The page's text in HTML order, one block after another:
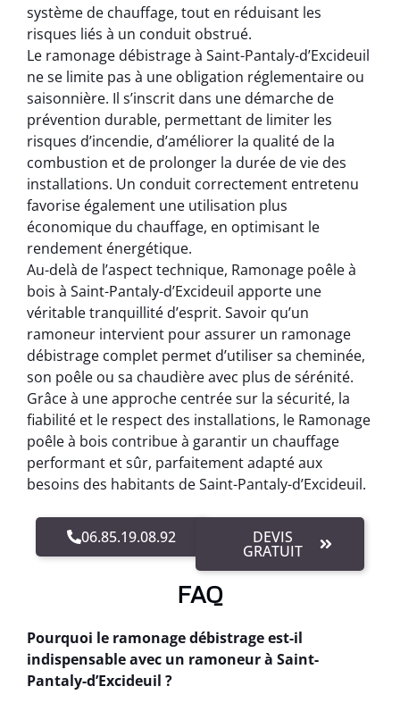
système de chauffage, tout en réduisant les
risques liés à un conduit obstrué.
Le ramonage débistrage à Saint-Pantaly-d’Excideuil
ne se limite pas à une obligation réglementaire ou
saisonnière. Il s’inscrit dans une démarche de
prévention durable, permettant de limiter les
risques d’incendie, d’améliorer la qualité de la
combustion et de prolonger la durée de vie des
installations. Un conduit correctement entretenu
favorise également une utilisation plus
économique du chauffage, en optimisant le
rendement énergétique.
Au-delà de l’aspect technique, Ramonage poêle à
bois à Saint-Pantaly-d’Excideuil apporte une
véritable tranquillité d’esprit. Savoir qu’un
ramoneur intervient pour assurer un ramonage
débistrage complet permet d’utiliser sa cheminée,
son poêle ou sa chaudière avec plus de sérénité.
Grâce à une approche centrée sur la sécurité, la
fiabilité et le respect des installations, le Ramonage
poêle à bois contribue à garantir un chauffage
performant et sûr, parfaitement adapté aux
besoins des habitants de Saint-Pantaly-d’Excideuil.
06.85.19.08.92 DEVIS
GRATUIT
FAQ
Pourquoi le ramonage débistrage est-il
indispensable avec un ramoneur à Saint-
Pantaly-d’Excideuil ?